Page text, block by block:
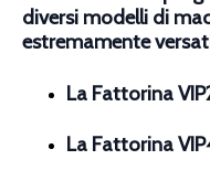
diversi modelli di
estremamente
La Fattorina
La Fattorina